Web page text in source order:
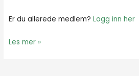
Er du allerede medlem?Logg inn her
Les mer »